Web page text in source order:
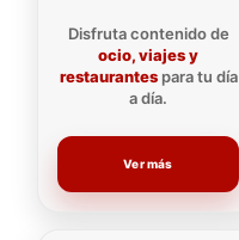
Disfruta contenido de
ocio, viajes y
restaurantespara tu día
a día.
Ver más